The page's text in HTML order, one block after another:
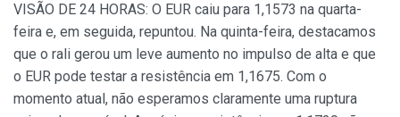
VISÃO DE 24 HORAS: O EUR caiu para 1,1573 na quarta-
feira e, em seguida, repuntou. Na quinta-feira, destacamos
que o rali gerou um leve aumento no impulso de alta e que
o EUR pode testar a resistência em 1,1675. Com o
momento atual, não esperamos claramente uma ruptura